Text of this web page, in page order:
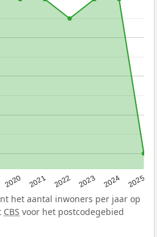
2020 2021 2022 2023 2024 2025
het aantal inwoners per jaar op
CBS voor het postcodegebied